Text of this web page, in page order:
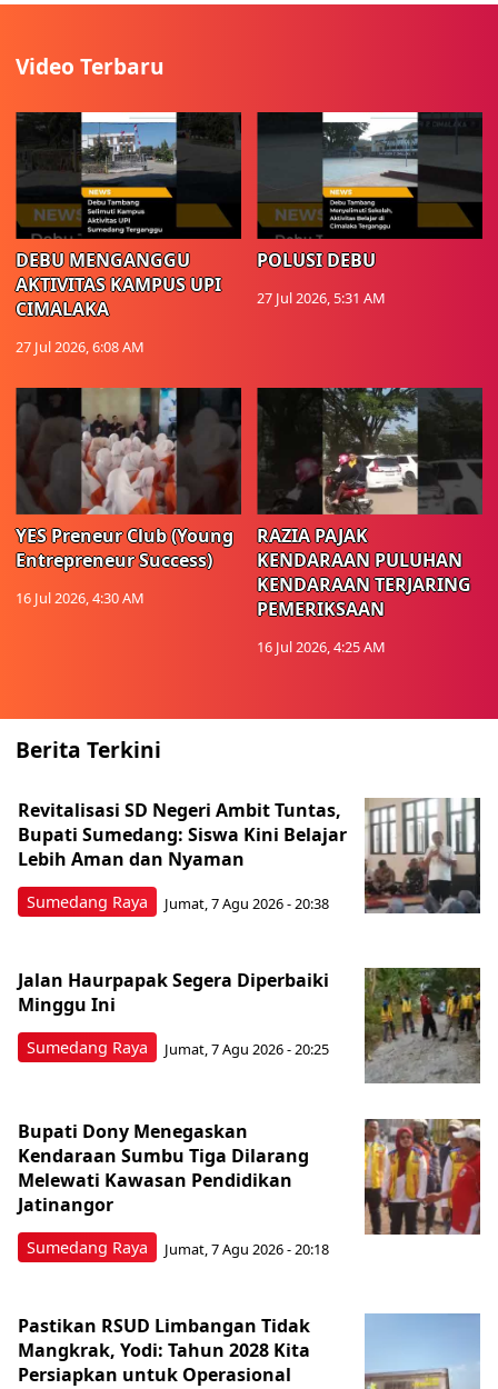
Video Terbaru
DEBU MENGANGGU
AKTIVITAS KAMPUS UPI
CIMALAKA
27 Jul 2026, 6:08 AM
POLUSI DEBU
27 Jul 2026, 5:31 AM
YES Preneur Club (Young
Entrepreneur Success)
16 Jul 2026, 4:30 AM
RAZIA PAJAK
KENDARAAN PULUHAN
KENDARAAN TERJARING
PEMERIKSAAN
16 Jul 2026, 4:25 AM
Berita Terkini
Sumedang Raya
Revitalisasi SD Negeri Ambit Tuntas,
Bupati Sumedang: Siswa Kini Belajar
Lebih Aman dan Nyaman
Jumat, 7 Agu 2026 - 20:38
Sumedang Raya
Jalan Haurpapak Segera Diperbaiki
Minggu Ini
Jumat, 7 Agu 2026 - 20:25
Sumedang Raya
Bupati Dony Menegaskan
Kendaraan Sumbu Tiga Dilarang
Melewati Kawasan Pendidikan
Jatinangor
Jumat, 7 Agu 2026 - 20:18
Pastikan RSUD Limbangan Tidak
Mangkrak, Yodi: Tahun 2028 Kita
Persiapkan untuk Operasional